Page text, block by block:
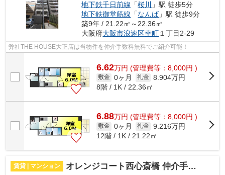
地下鉄千日前線 「桜川
」駅 徒歩5分
地下鉄御堂筋線 「なんば」駅 徒歩9分
築9年 / 21.22㎡～22.36㎡
大阪府大阪市浪速区幸町１丁目2-29
弊社THE HOUSE大正店は当物件を仲介手数料無料でご紹介可能！
6.62万円 (管理費等：8,000円 )
敷金 0ヶ月 礼金 8.904万円
8階 / 1K / 22.36㎡
6.88万円 (管理費等：8,000円 )
敷金 0ヶ月 礼金 9.216万円
12階 / 1K / 21.22㎡
賃貸 | マンション オレンジコート西心斎橋 仲介手数料無料